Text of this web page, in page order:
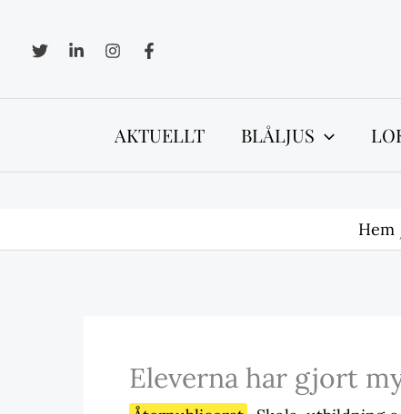
innehåll
AKTUELLT BLÅLJUS
Hem
Eleverna har gjort